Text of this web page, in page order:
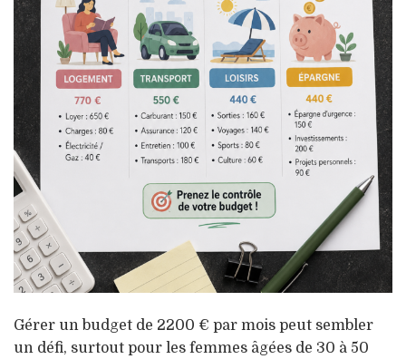
Gérer un budget de 2200 € par mois peut sembler
un défi, surtout pour les femmes âgées de 30 à 50